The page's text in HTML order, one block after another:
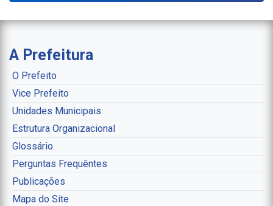
A Prefeitura
O Prefeito
Vice Prefeito
Unidades Municipais
Estrutura Organizacional
Glossário
Perguntas Frequêntes
Publicações
Mapa do Site